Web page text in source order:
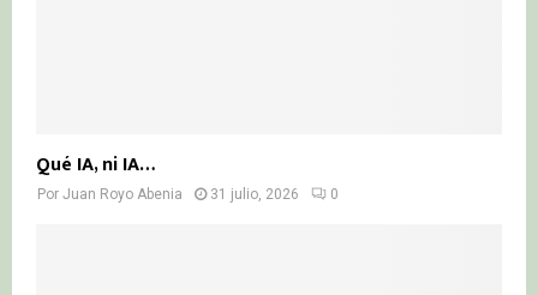
Qué IA, ni IA…
Por Juan Royo Abenia 31 julio, 2026 0